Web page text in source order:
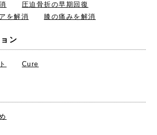
圧迫骨折の早期回復
を解消
膝の痛みを解消
ン
Cure